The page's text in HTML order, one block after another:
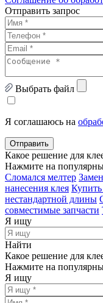
Отправить запрос
Выбрать файл
Я соглашаюсь на
Отправить
Какое решение для
Нажмите на
Сломался мелтер
нанесения клея Купить
нестандартной длины
совместимые запчасти
Я ищу
Найти
Какое решение для
Нажмите на
Я ищу